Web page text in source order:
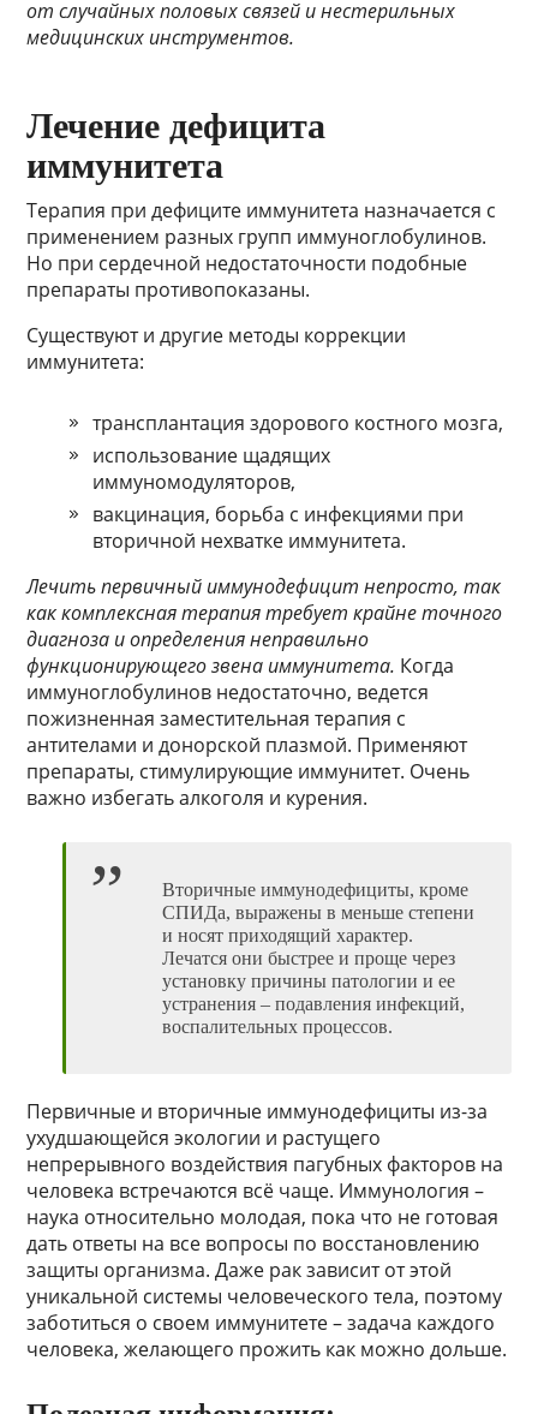
от случайных половых связей и нестерильных
медицинских инструментов.
Лечение дефицита
иммунитета
Терапия при дефиците иммунитета назначается с
применением разных групп иммуноглобулинов.
Но при сердечной недостаточности подобные
препараты противопоказаны.
Существуют и другие методы коррекции
иммунитета:
трансплантация здорового костного мозга,
использование щадящих
иммуномодуляторов,
вакцинация, борьба с инфекциями при
вторичной нехватке иммунитета.
Лечить первичный иммунодефицит непросто, так
как комплексная терапия требует крайне точного
диагноза и определения неправильно
функционирующего звена иммунитета. Когда
иммуноглобулинов недостаточно, ведется
пожизненная заместительная терапия с
антителами и донорской плазмой. Применяют
препараты, стимулирующие иммунитет. Очень
важно избегать алкоголя и курения.
Вторичные иммунодефициты, кроме
СПИДа, выражены в меньше степени
и носят приходящий характер.
Лечатся они быстрее и проще через
установку причины патологии и ее
устранения – подавления инфекций,
воспалительных процессов.
Первичные и вторичные иммунодефициты из-за
ухудшающейся экологии и растущего
непрерывного воздействия пагубных факторов на
человека встречаются всё чаще. Иммунология –
наука относительно молодая, пока что не готовая
дать ответы на все вопросы по восстановлению
защиты организма. Даже рак зависит от этой
уникальной системы человеческого тела, поэтому
заботиться о своем иммунитете – задача каждого
человека, желающего прожить как можно дольше.